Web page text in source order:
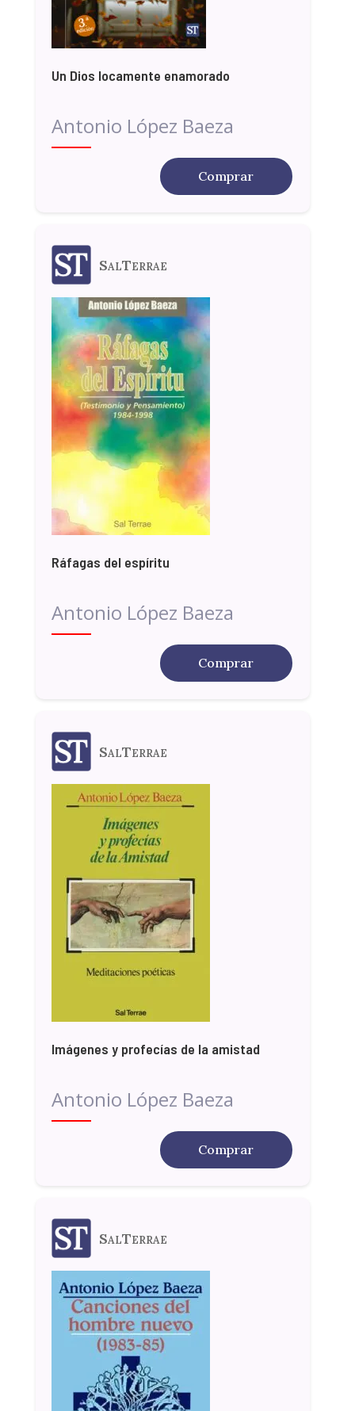
Un Dios locamente enamorado
Antonio López Baeza
Comprar
SalTerrae
Ráfagas del espíritu
Antonio López Baeza
Comprar
SalTerrae
Imágenes y profecías de la amistad
Antonio López Baeza
Comprar
SalTerrae